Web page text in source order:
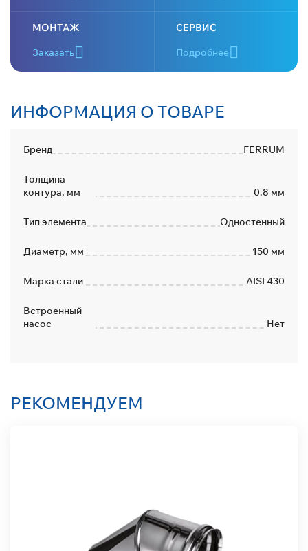
МОНТАЖ
Заказать
СЕРВИС
Подробнее
ИНФОРМАЦИЯ О ТОВАРЕ
Бренд FERRUM
Толщина
контура, мм
0.8 мм
Тип элемента Одностенный
Диаметр, мм 150 мм
Марка стали AISI 430
Встроенный
насос
Нет
РЕКОМЕНДУЕМ